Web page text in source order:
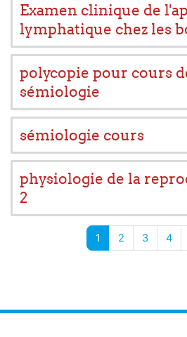
Examen clinique de
lymphatique chez les
polycopie pour cours
sémiologie
sémiologie cours
physiologie de la
2
1 Page 1
2 Page 2
3Page 3
4